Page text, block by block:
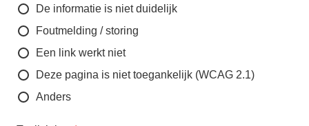
De informatie is niet duidelijk
Foutmelding / storing
Een link werkt niet
Deze pagina is niet toegankelijk (WCAG 2.1)
Anders